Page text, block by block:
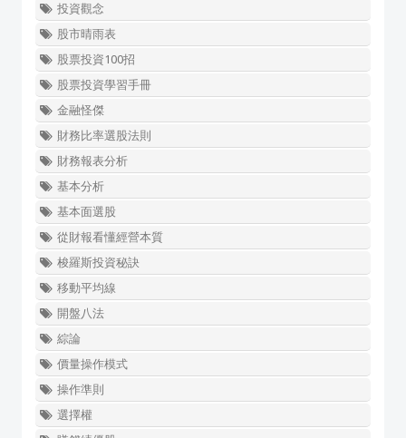
投資觀念
股市晴雨表
股票投資100招
股票投資學習手冊
金融怪傑
財務比率選股法則
財務報表分析
基本分析
基本面選股
從財報看懂經營本質
梭羅斯投資秘訣
移動平均線
開盤八法
綜論
價量操作模式
操作準則
選擇權